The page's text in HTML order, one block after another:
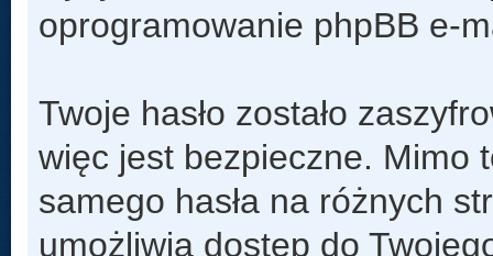
oprogramowanie phpBB e-
Twoje hasło zostało
więc jest bezpieczne. Mimo
samego hasła na różnych
umożliwia dostęp do